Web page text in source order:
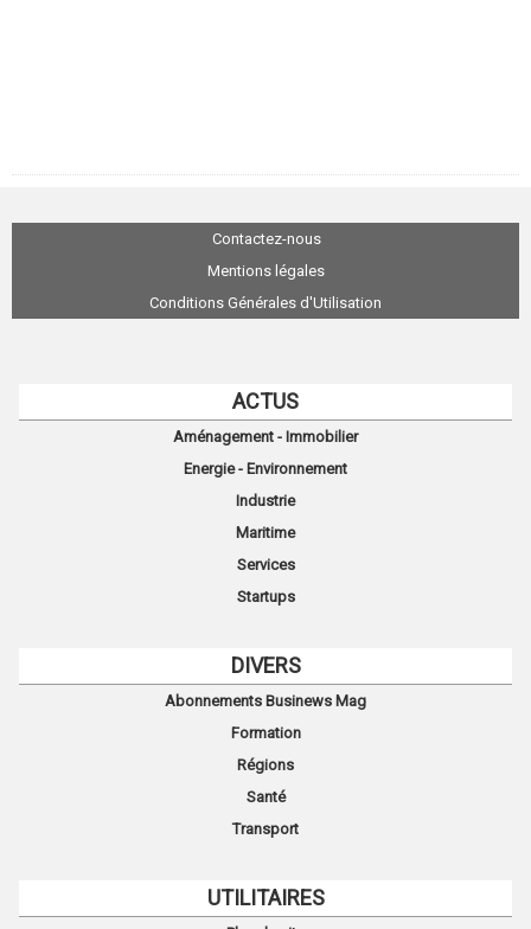
Contactez-nous
Mentions légales
Conditions Générales d'Utilisation
ACTUS
Aménagement - Immobilier
Energie - Environnement
Industrie
Maritime
Services
Startups
DIVERS
Abonnements Businews Mag
Formation
Régions
Santé
Transport
UTILITAIRES